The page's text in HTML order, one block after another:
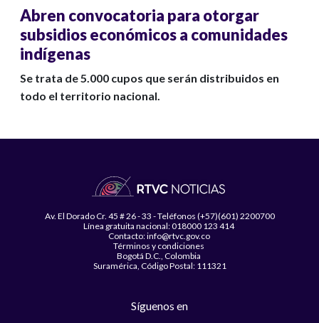
Abren convocatoria para otorgar
subsidios económicos a comunidades
indígenas
Se trata de 5.000 cupos que serán distribuidos en
todo el territorio nacional.
Av. El Dorado Cr. 45 # 26 - 33 - Teléfonos (+57)(601) 2200700
Línea gratuita nacional: 018000 123 414
Contacto: info@rtvc.gov.co
Términos y condiciones
Bogotá D.C., Colombia
Suramérica, Código Postal: 111321
Síguenos en